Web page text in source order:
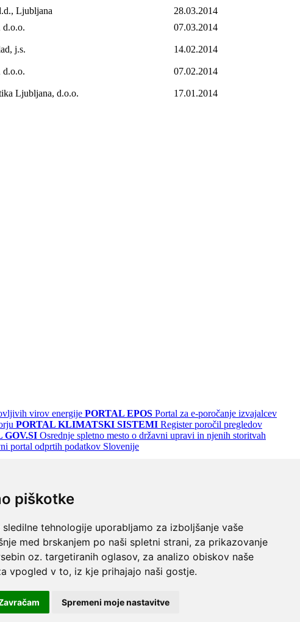
piškotke
tehnologije uporabljamo za izboljšanje vaše
med brskanjem po naši spletni strani, za prikazovanje
oz. targetiranih oglasov, za analizo obiskov naše
vpogled v to, iz kje prihajajo naši gostje.
Spremeni moje nastavitve
Ljubljana
28.03.2014
07.03.2014
j.s.
14.02.2014
07.02.2014
Ljubljana, d.o.o. 17.01.2014
virov energije PORTAL EPOS Portal za e-poročanje izvajalcev
PORTAL KLIMATSKI SISTEMI Register poročil pregledov
GOV.SI Osrednje spletno mesto o državni upravi in njenih storitvah
portal odprtih podatkov Slovenije